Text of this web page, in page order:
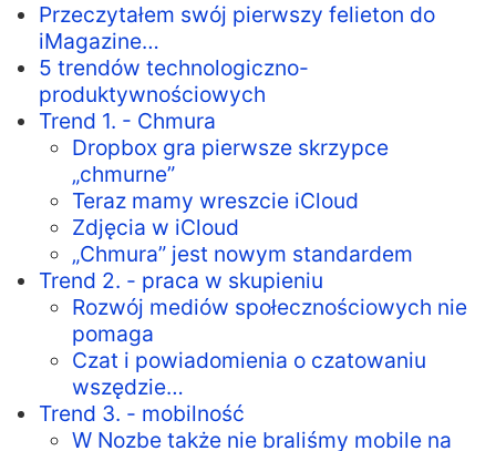
Przeczytałem swój pierwszy felieton do
iMagazine…
5 trendów technologiczno-
produktywnościowych
Trend 1. - Chmura
Dropbox gra pierwsze skrzypce
„chmurne”
Teraz mamy wreszcie iCloud
Zdjęcia w iCloud
„Chmura” jest nowym standardem
Trend 2. - praca w skupieniu
Rozwój mediów społecznościowych nie
pomaga
Czat i powiadomienia o czatowaniu
wszędzie…
Trend 3. - mobilność
W Nozbe także nie braliśmy mobile na